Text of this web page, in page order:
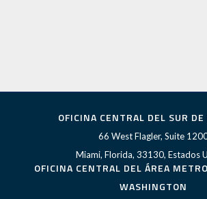
OFICINA CENTRAL DEL SUR DE
66 West Flagler, Suite
Miami, Florida, 33130, Estados
OFICINA CENTRAL DEL ÁREA
WASHINGTON